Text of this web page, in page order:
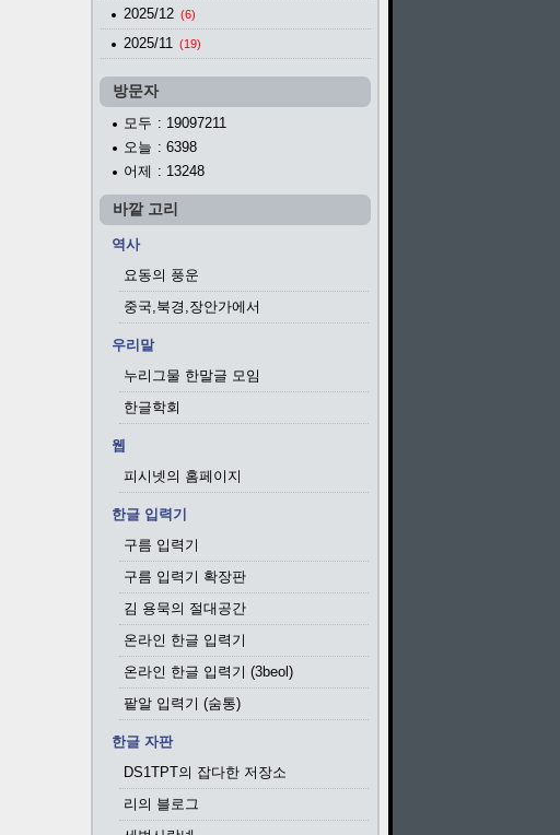
2025/12 (6)
2025/11 (19)
방문자
모두 : 19097211
오늘 : 6398
어제 : 13248
바깥 고리
역사
요동의 풍운
중국,북경,장안가에서
우리말
누리그물 한말글 모임
한글학회
웹
피시넷의 홈페이지
한글 입력기
구름 입력기
구름 입력기 확장판
김 용묵의 절대공간
온라인 한글 입력기
온라인 한글 입력기 (3beol)
팥알 입력기 (숨통)
한글 자판
DS1TPT의 잡다한 저장소
리의 블로그